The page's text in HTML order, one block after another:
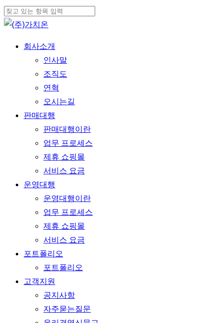
Skip
to
content
Close
Menu
회사소개
인사말
조직도
연혁
오시는길
판매대행
판매대행이란
업무 프로세스
제휴 쇼핑몰
서비스 요금
운영대행
운영대행이란
업무 프로세스
제휴 쇼핑몰
서비스 요금
포트폴리오
포트폴리오
고객지원
공지사항
자주묻는질문